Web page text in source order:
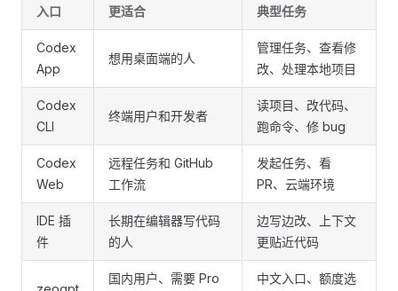
入口 更适合 典型任务
Codex
App
想用桌面端的人
管理任务、查看修
改、处理本地项目
Codex
CLI
终端用户和开发者
读项目、改代码、
跑命令、修 bug
Codex
Web
远程任务和 GitHub
工作流
发起任务、看
PR、云端环境
IDE 插
件
长期在编辑器写代码
的人
边写边改、上下文
更贴近代码
国内用户、需要 Pro 中文入口、额度选